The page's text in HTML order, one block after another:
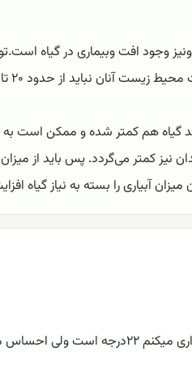
وجود افت وبیماری در گیاه
هم کمتر شده و ممکن است به
کمتر می‌گردد. پس باید از
آبیاری را بسته به نیاز گیاه
برای دفع افت از چی استفاده کنم و چیجوری؟دمای محیطی مه